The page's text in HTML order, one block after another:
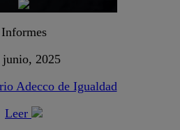
Informes
junio, 2025
Adecco de Igualdad
Leer